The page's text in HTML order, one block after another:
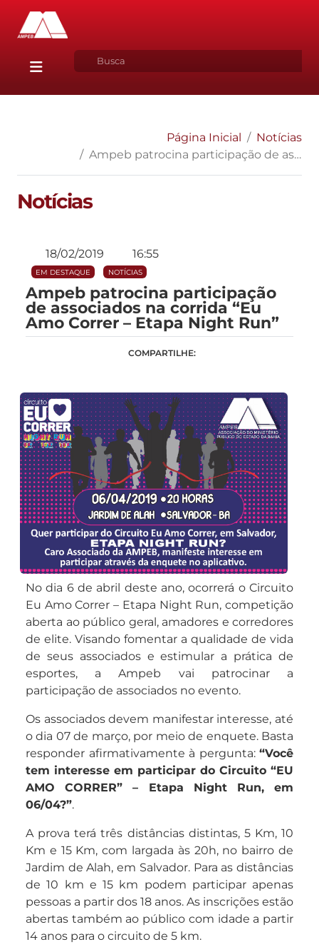
Página Inicial
Notícias
Ampeb patrocina participação de associados na corrida “Eu Amo Correr – Etapa Night Run”
Notícias
18/02/2019 16:55
EM DESTAQUE NOTÍCIAS
Ampeb patrocina participação
de associados na corrida “Eu
Amo Correr – Etapa Night Run”
COMPARTILHE:
No dia 6 de abril deste ano, ocorrerá o Circuito
Eu Amo Correr – Etapa Night Run, competição
aberta ao público geral, amadores e corredores
de elite. Visando fomentar a qualidade de vida
de seus associados e estimular a prática de
esportes, a Ampeb vai patrocinar a
participação de associados no evento.
Os associados devem manifestar interesse, até
o dia 07 de março, por meio de enquete. Basta
responder afirmativamente à pergunta: “Você
tem interesse em participar do Circuito “EU
AMO CORRER” – Etapa Night Run, em
06/04?”.
A prova terá três distâncias distintas, 5 Km, 10
Km e 15 Km, com largada às 20h, no bairro de
Jardim de Alah, em Salvador. Para as distâncias
de 10 km e 15 km podem participar apenas
pessoas a partir dos 18 anos. As inscrições estão
abertas também ao público com idade a partir
14 anos para o circuito de 5 km.